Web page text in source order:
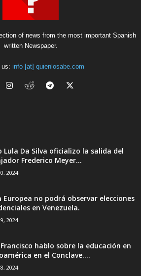
of news from the most important Spanish
written Newspaper.
us: info [at] quienlosabe.com
Lula Da Silva oficializo la salida del
Frederico Meyer...
2024
Europea no podrá observar elecciones
en Venezuela.
2024
hablo sobre la educación en
en el Conclave....
2024